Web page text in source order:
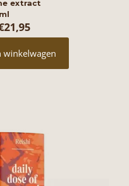
extract
21,95Huidige
prijs
is:
€21,95.
winkelwagen